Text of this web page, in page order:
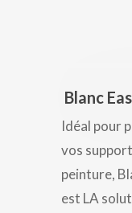
Blanc
Idéal pour
vos
peinture,
est LA